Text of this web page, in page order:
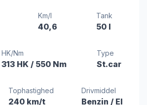
Km/l
40,6
Tank
50 l
HK/Nm
313 HK/ 550 Nm
Type
St.car
Tophastighed
240 km/t
Drivmiddel
Benzin / El